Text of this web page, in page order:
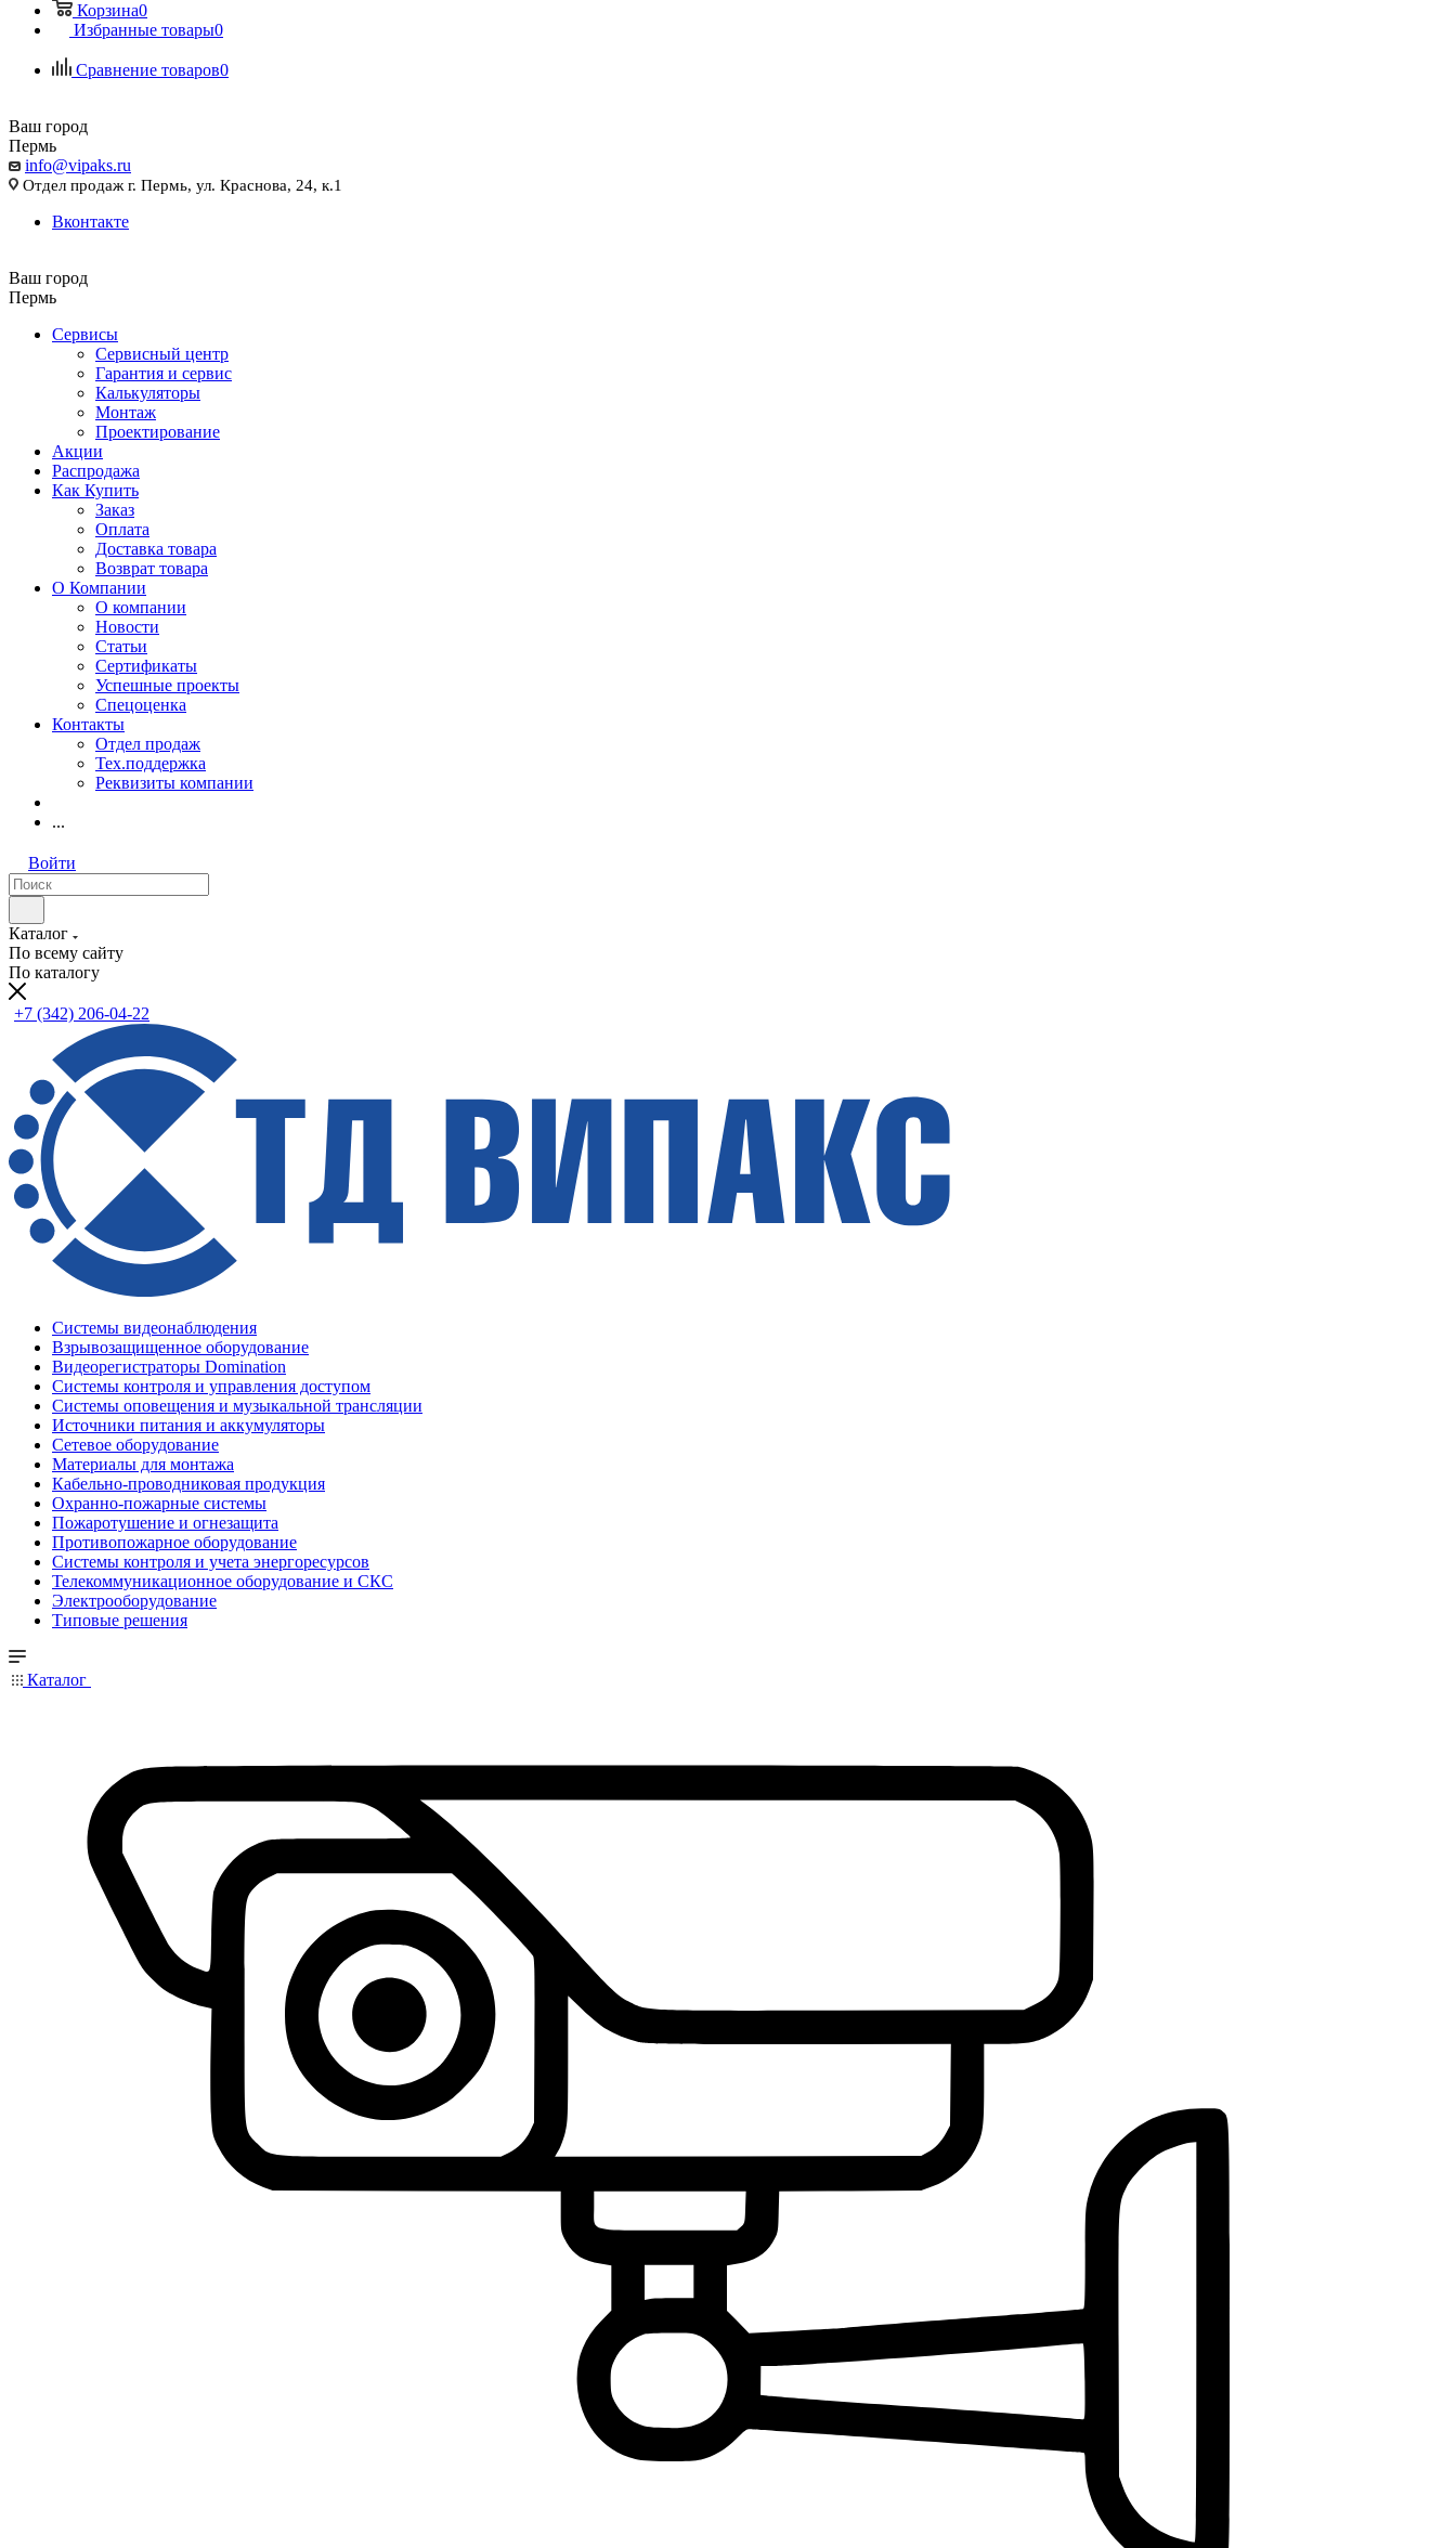
Корзина0
Избранные товары0
Сравнение товаров0
Ваш город
Пермь
info@vipaks.ru
Отдел продаж г. Пермь, ул. Краснова, 24, к.1
Вконтакте
Ваш город
Пермь
Сервисы
Сервисный центр
Гарантия и сервис
Калькуляторы
Монтаж
Проектирование
Акции
Распродажа
Как Купить
Заказ
Оплата
Доставка товара
Возврат товара
О Компании
О компании
Новости
Статьи
Сертификаты
Успешные проекты
Спецоценка
Контакты
Отдел продаж
Тех.поддержка
Реквизиты компании
...
Войти
Каталог
По всему сайту
По каталогу
+7 (342) 206-04-22
Системы видеонаблюдения
Взрывозащищенное оборудование
Видеорегистраторы Domination
Системы контроля и управления доступом
Системы оповещения и музыкальной трансляции
Источники питания и аккумуляторы
Сетевое оборудование
Материалы для монтажа
Кабельно-проводниковая продукция
Охранно-пожарные системы
Пожаротушение и огнезащита
Противопожарное оборудование
Системы контроля и учета энергоресурсов
Телекоммуникационное оборудование и СКС
Электрооборудование
Типовые решения
Каталог